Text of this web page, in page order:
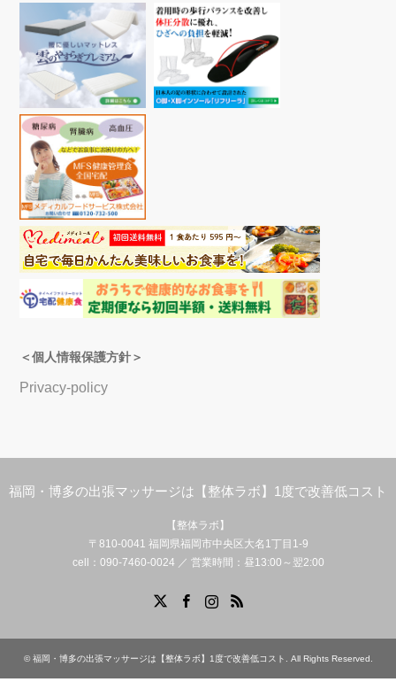
＜個人情報保護方針＞
Privacy-policy
福岡・博多の出張マッサージは【整体ラボ】1度で改善低コスト
【整体ラボ】
〒810-0041 福岡県福岡市中央区大名1丁目1-9
cell：090-7460-0024 ／ 営業時間：昼13:00～翌2:00
RSS
©福岡・博多の出張マッサージは【整体ラボ】1度で改善低コスト . All Rights Reserved.